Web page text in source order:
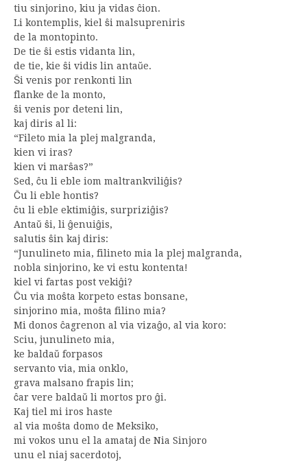
tiu sinjorino, kiu ja vidas ĉion.
Li kontemplis, kiel ŝi malsupreniris
de la montopinto.
De tie ŝi estis vidanta lin,
de tie, kie ŝi vidis lin antaŭe.
Ŝi venis por renkonti lin
flanke de la monto,
ŝi venis por deteni lin,
kaj diris al li:
“Fileto mia la plej malgranda,
kien vi iras?
kien vi marŝas?”
Sed, ĉu li eble iom maltrankviliĝis?
Ĉu li eble hontis?
ĉu li eble ektimiĝis, surpriziĝis?
Antaŭ ŝi, li ĝenuiĝis,
salutis ŝin kaj diris:
“Junulineto mia, filineto mia la plej malgranda,
nobla sinjorino, ke vi estu kontenta!
kiel vi fartas post vekiĝi?
Ĉu via moŝta korpeto estas bonsane,
sinjorino mia, moŝta filino mia?
Mi donos ĉagrenon al via vizaĝo, al via koro:
Sciu, junulineto mia,
ke baldaŭ forpasos
servanto via, mia onklo,
grava malsano frapis lin;
ĉar vere baldaŭ li mortos pro ĝi.
Kaj tiel mi iros haste
al via moŝta domo de Meksiko,
mi vokos unu el la amataj de Nia Sinjoro
unu el niaj sacerdotoj,